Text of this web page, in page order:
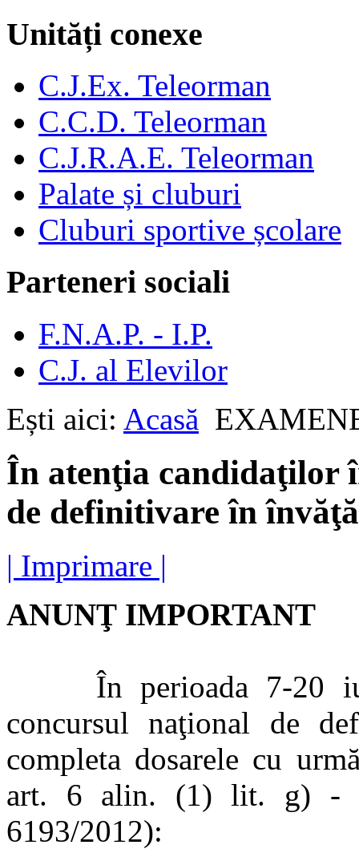
Unități conexe
C.J.Ex. Teleorman
C.C.D. Teleorman
C.J.R.A.E. Teleorman
Palate și cluburi
Cluburi sportive școlare
Parteneri sociali
F.N.A.P. - I.P.
C.J. al Elevilor
Ești aici: Acasă
În atenţia candidaţilor
de definitivare în
| Imprimare |
ANUNŢ IMPORTANT
În perioada 7-20
concursul naţional de
completa dosarele cu
art. 6 alin. (1) lit. g) -
6193/2012):